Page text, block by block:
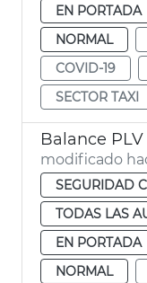
EN PORTADA
NORMAL
COVID-19
SECTOR TAXI
Balance
modificado
SEGURIDAD
TODAS LAS
EN PORTADA
NORMAL